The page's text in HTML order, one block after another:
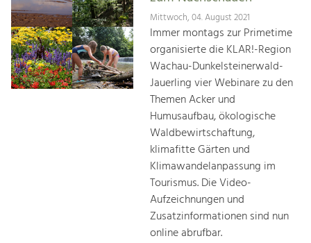
Mittwoch, 04. August 2021
Immer montags zur Primetime
organisierte die KLAR!-Region
Wachau-Dunkelsteinerwald-
Jauerling vier Webinare zu den
Themen Acker und
Humusaufbau, ökologische
Waldbewirtschaftung,
klimafitte Gärten und
Klimawandelanpassung im
Tourismus. Die Video-
Aufzeichnungen und
Zusatzinformationen sind nun
online abrufbar.